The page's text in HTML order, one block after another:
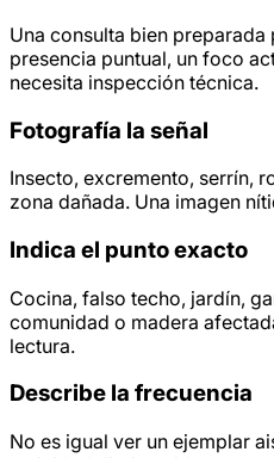
Una consulta bien
presencia puntual, un foco
necesita inspección técnica.
Fotografía la señal
Insecto, excremento, serrín,
zona dañada. Una imagen
Indica el punto exacto
Cocina, falso techo, jardín,
comunidad o madera
lectura.
Describe la frecuencia
No es igual ver un ejemplar